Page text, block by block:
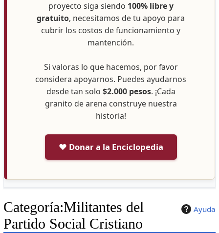
proyecto siga siendo 100% libre y
gratuito, necesitamos de tu apoyo para
cubrir los costos de funcionamiento y
mantención.
Si valoras lo que hacemos, por favor
considera apoyarnos. Puedes ayudarnos
desde tan solo $2.000 pesos. ¡Cada
granito de arena construye nuestra
historia!
❤️ Donar a la Enciclopedia
Ayuda
Categoría:Militantes del
Partido Social Cristiano